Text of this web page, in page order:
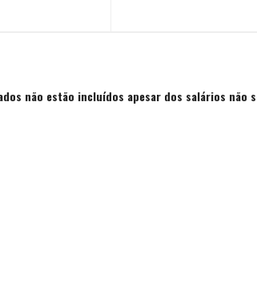
não estão incluídos apesar dos salários não